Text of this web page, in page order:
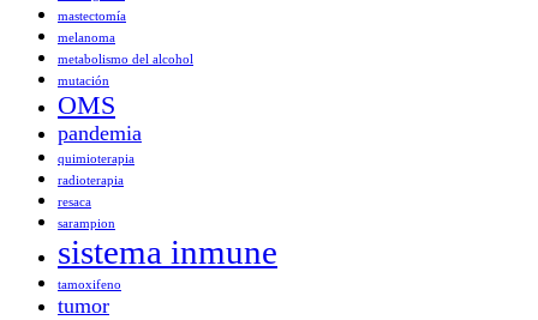
mastectomía
melanoma
metabolismo del alcohol
mutación
OMS
pandemia
quimioterapia
radioterapia
resaca
sarampion
sistema inmune
tamoxifeno
tumor